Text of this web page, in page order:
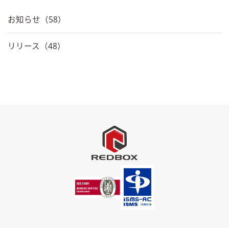
お知らせ（58）
リリース（48）